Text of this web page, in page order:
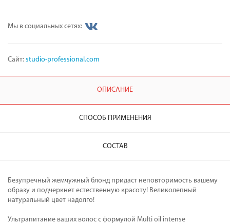
Мы в социальных сетях:
Сайт: studio-professional.com
ОПИСАНИЕ
СПОСОБ ПРИМЕНЕНИЯ
СОСТАВ
Безупречный жемчужный блонд придаст неповторимость вашему
образу и подчеркнет естественную красоту! Великолепный
натуральный цвет надолго!
Ультрапитание ваших волос с формулой Multi oil intense